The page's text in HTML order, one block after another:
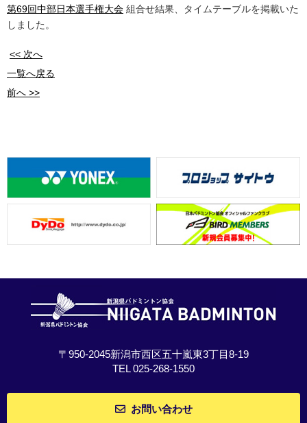
第69回中部日本選手権大会 組合せ結果、タイムテーブルを掲載いた
しました。
<< 次へ
一覧へ戻る
前へ >>
〒950-2045新潟市西区五十嵐東3丁目8-19
TEL 025-268-1550
お問い合わせ